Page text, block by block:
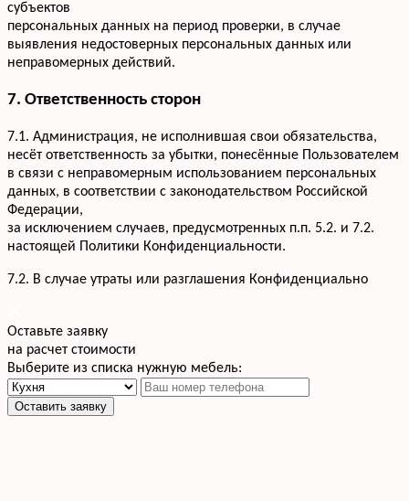
субъектов
персональных данных на период проверки, в случае
выявления недостоверных персональных данных или
неправомерных действий.
7. Ответственность сторон
7.1. Администрация, не исполнившая свои обязательства,
несёт ответственность за убытки, понесённые Пользователем
в связи с неправомерным использованием персональных
данных, в соответствии с законодательством Российской
Федерации,
за исключением случаев, предусмотренных п.п. 5.2. и 7.2.
настоящей Политики Конфиденциальности.
7.2. В случае утраты или разглашения Конфиденциально
Оставьте заявку
на расчет стоимости
Выберите из списка нужную мебель:
Оставить заявку